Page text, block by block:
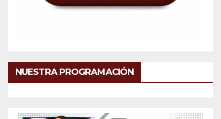
NUESTRA PROGRAMACIÓN